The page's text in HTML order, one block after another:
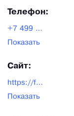
Телефон:
+7 499 497 49 50
Показать
Сайт:
https://fiberli.ru/
Показать